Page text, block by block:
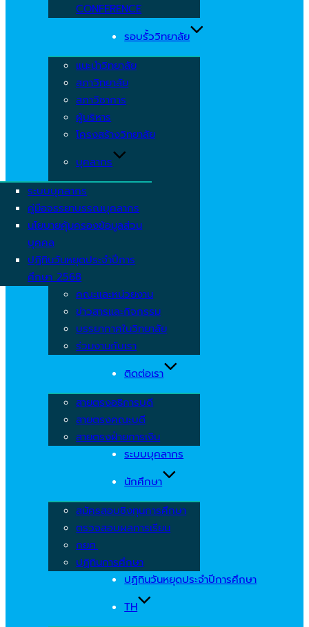
CONFERENCE
รอบรั้ววิทยาลัย
แนะนำวิทยาลัย
สภาวิทยาลัย
สภาวิชาการ
ผู้บริหาร
โครงสร้างวิทยาลัย
บุคลากร
ระบบบุคลากร
คู่มือจรรยาบรรณบุคลากร
นโยบายคุ้มครองข้อมูลส่วน
บุคคล
ปฏิทินวันหยุดประจำปีการ
ศึกษา 2568
คณะและหน่วยงาน
ข่าวสารและกิจกรรม
บรรยากาศในวิทยาลัย
ร่วมงานกับเรา
ติดต่อเรา
สายตรงอธิการบดี
สายตรงคณะบดี
สายตรงฝ่ายการเงิน
ระบบบุคลากร
นักศึกษา
สมัครสอบชิงทุนการศึกษา
ตรวจสอบผลการเรียน
กยศ.
ปฏิทินการศึกษา
ปฏิทินวันหยุดประจำปีการศึกษา
TH